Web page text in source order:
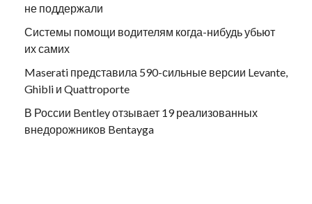
не поддержали
Системы помощи водителям когда-нибудь убьют
их самих
Maserati представила 590-сильные версии Levante,
Ghibli и Quattroporte
В России Bentley отзывает 19 реализованных
внедорожников Bentayga